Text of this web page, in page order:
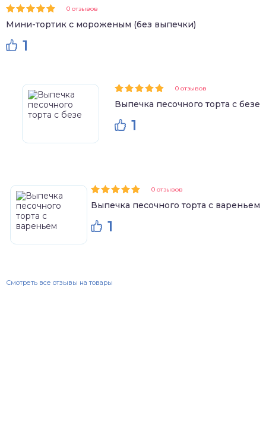
0 отзывов
Мини-тортик с мороженым (без выпечки)
1
0 отзывов
Выпечка песочного торта с безе
1
0 отзывов
Выпечка песочного торта с вареньем
1
Смотреть все отзывы на товары